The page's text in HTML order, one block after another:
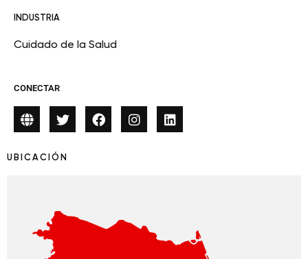
INDUSTRIA
Cuidado de la Salud
CONECTAR
UBICACIÓN